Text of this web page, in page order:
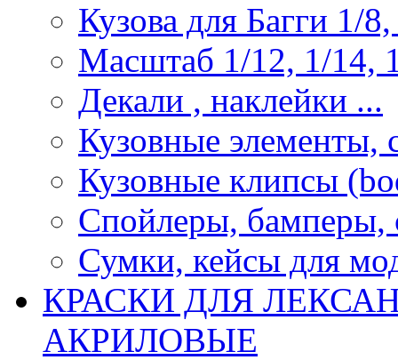
Кузова для Багги 1/
Масштаб 1/12, 1/14,
Декали , наклейки ...
Кузовные элементы,
Кузовные клипсы
Спойлеры, бамперы,
Сумки, кейсы для
КРАСКИ ДЛЯ
АКРИЛОВЫЕ